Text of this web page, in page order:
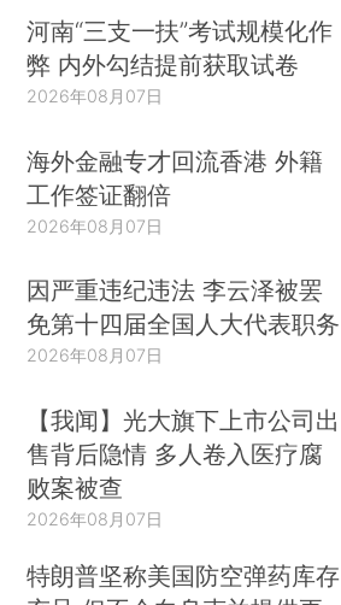
河南“三支一扶”考试规模化作
弊 内外勾结提前获取试卷
2026年08月07日
海外金融专才回流香港 外籍
工作签证翻倍
2026年08月07日
因严重违纪违法 李云泽被罢
免第十四届全国人大代表职务
2026年08月07日
【我闻】光大旗下上市公司出
售背后隐情 多人卷入医疗腐
败案被查
2026年08月07日
特朗普坚称美国防空弹药库存